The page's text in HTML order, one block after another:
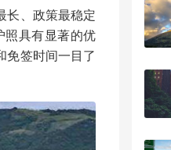
长、政策最稳定
照具有显著的优
免签时间一目了